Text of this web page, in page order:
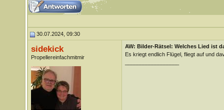
30.07.2024, 09:30
sidekick
Propellereinfachmitmir
AW: Bilder-Rätsel: Welches Lied ist
Es kriegt endlich Flügel, fliegt auf und